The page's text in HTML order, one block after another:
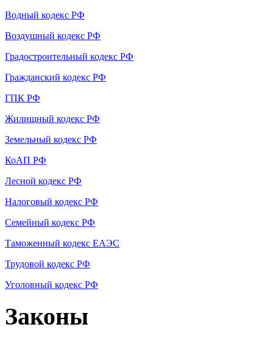
Водный кодекс РФ
Воздушный кодекс РФ
Градостроительный кодекс РФ
Гражданский кодекс РФ
ГПК РФ
Жилищный кодекс РФ
Земельный кодекс РФ
КоАП РФ
Лесной кодекс РФ
Налоговый кодекс РФ
Семейный кодекс РФ
Таможенный кодекс ЕАЭС
Трудовой кодекс РФ
Уголовный кодекс РФ
Законы